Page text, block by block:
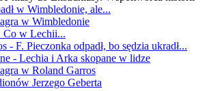
w Wimbledonie, ale...
w Wimbledonie
Co w Lechii...
- F. Pieczonka odpadł, bo sędzia ukradł...
- Lechia i Arka skopane w lidze
w Roland Garros
Jerzego Geberta